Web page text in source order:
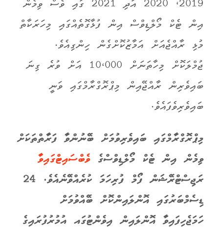
2019، 2020 އަދި 2021 ގައި ވެސް ވިމެން
އިން ޓެކް މޯލްޑިވްސް އިން ފުޅާގޮތެއްގައި މިހަރަކާތް
މުޅި ރާއްޖެއަށް އަމާޒުކޮށްގެން ހިންގިއެވެ.
ޖުމްލަކޮށް މިހާތަނަށް 10،000 އަށް ވުރެ ގިނަ
ބައިވެރިން ރާއްޖޭއިން މިޕްރޮގްރާމްގައި ވަނީ
ބައިވެރިވެފައެވެ.
މިޕްރޮގްރާމްގައި ބައިވެރިވުމަށް ބޭނުންވާ ފަރާތްތަކަށް
ވިމެން އިން ޓެކް މޯލްޑިވްސްގެވެބްސައިޓްގައިވާ
ރަޖިސްޓްރޭޝަން ފޯމް ފުރިހަމަ ކުރެއްވޭނެއެވެ. 24
ޑިސެމްބަރުގައި އޮންލައިންކޮށް ބޭއްވުމަށް
ހަމަޖެހިފައިވާ އޮންލައިން އިވެންޓުގައ އުމުރުފުރައިގެ